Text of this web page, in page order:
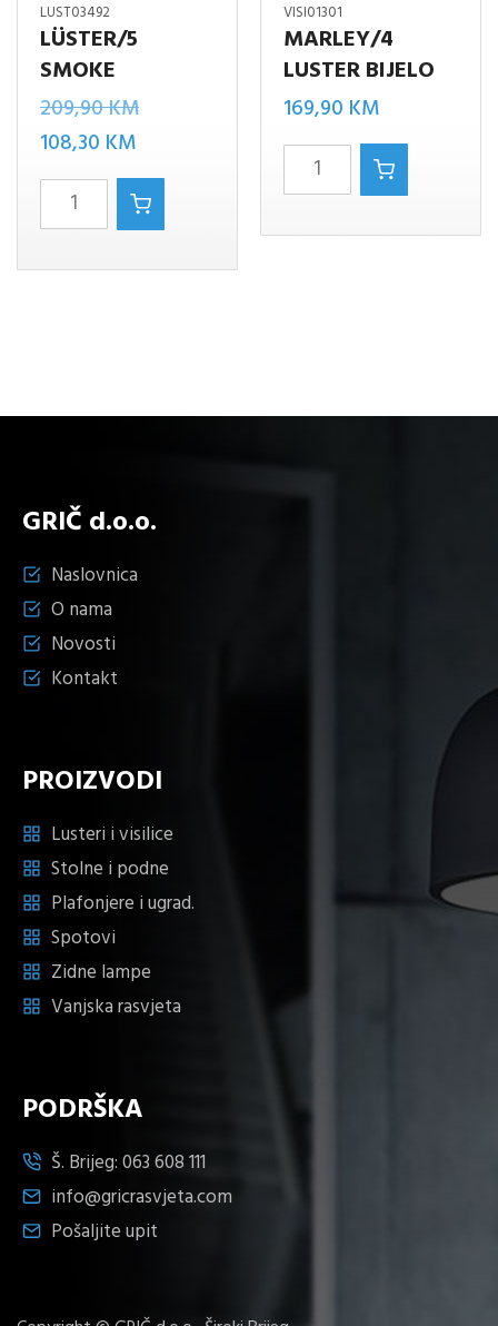
LUST03492
LÜSTER/5
SMOKE
209,90KMIzvorna
bila
je:
108,30 KMTrenutna
cijena
je:
LüSTER/5
SMOKE
količina
VISI01301
MARLEY/4
LUSTER BIJELO
169,90 KM
MARLEY/4
LUSTER
BIJELO
GRIČ d.o.o.
Naslovnica
O nama
Novosti
Kontakt
PROIZVODI
Lusteri i visilice
Stolne i podne
Plafonjere i ugrad.
Spotovi
Zidne lampe
Vanjska rasvjeta
PODRŠKA
Š. Brijeg:063 608 111
info@gricrasvjeta.com
Pošaljite upit